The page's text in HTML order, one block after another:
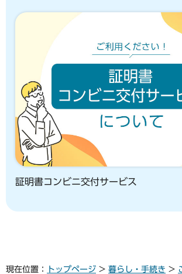
証明書コンビニ交付サービス
現在位置： トップページ > 暮らし・手続き >